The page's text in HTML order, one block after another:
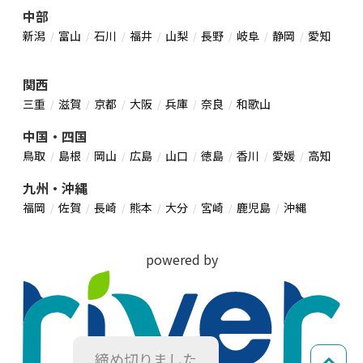
締め切りました
中部
新潟 富山 石川 福井 山梨 長野 岐阜 静岡 愛知
関西
三重 滋賀 京都 大阪 兵庫 奈良 和歌山
中国・四国
鳥取 島根 岡山 広島 山口 徳島 香川 愛媛 高知
九州・沖縄
福岡 佐賀 長崎 熊本 大分 宮崎 鹿児島 沖縄
powered by